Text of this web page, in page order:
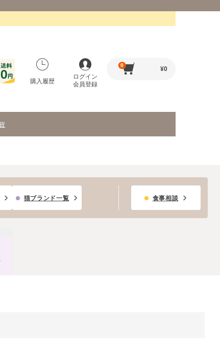
購入履歴
ログイン
会員登録
0
¥0
猫ブランド一覧 食事相談